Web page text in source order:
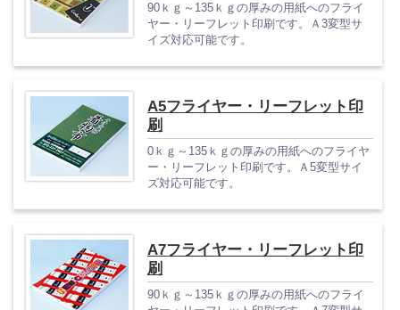
90ｋｇ～135ｋｇの厚みの用紙へのフライ
ヤー・リーフレット印刷です。Ａ3変型サ
イズ対応可能です。
A5フライヤー・リーフレット印
刷
0ｋｇ～135ｋｇの厚みの用紙へのフライヤ
ー・リーフレット印刷です。Ａ5変型サイ
ズ対応可能です。
A7フライヤー・リーフレット印
刷
90ｋｇ～135ｋｇの厚みの用紙へのフライ